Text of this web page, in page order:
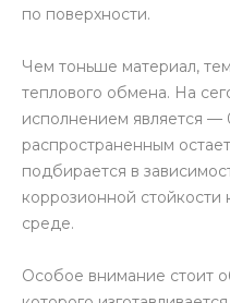
по поверхности.
Чем тоньше материал,
теплового обмена. На
исполнением является
распространенным
подбирается в
коррозионной
среде.
Особое внимание стоит